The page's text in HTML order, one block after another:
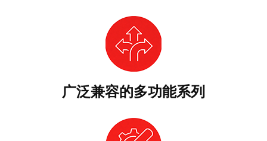
广泛兼容的多功能系列